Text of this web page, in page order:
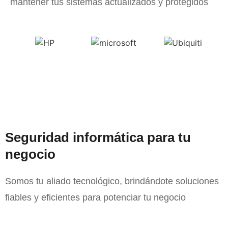
mantener tus sistemas actualizados y protegidos
Seguridad informática para tu
negocio
Somos tu aliado tecnológico, brindándote soluciones
fiables y eficientes para potenciar tu negocio